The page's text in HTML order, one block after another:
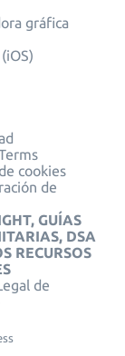
gráfica
cookies
de
GUÍAS
DSA
RECURSOS
de